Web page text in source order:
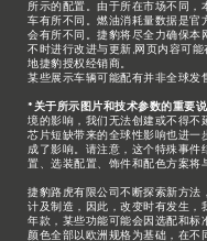
所示的配置。由于所在市场不同，
车有所不同。燃油消耗量数据是官
会有所不同。捷豹将尽全力确保本
不时进行改进与更新,网页内容可
地捷豹授权经销商。
某些展示车辆可能配有并非全球发
*关于所示图片和技术参数的重要说
境的影响，我们无法创建或不得不
芯片短缺带来的全球性影响也进一
成了影响。请注意，这个特殊事
置、选装配置、饰件和配色方案将
捷豹路虎有限公司不断探索新方法
计及制造，因此，改变时有发生，
年款，某些功能可能会因选配和标
颜色全部以欧洲规格为基础，在不